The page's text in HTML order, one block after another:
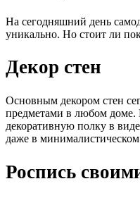
На сегодняшний день
уникально. Но стоит ли
Декор стен
Основным декором стен
предметами в любом доме.
декоративную полку в
даже в
Роспись